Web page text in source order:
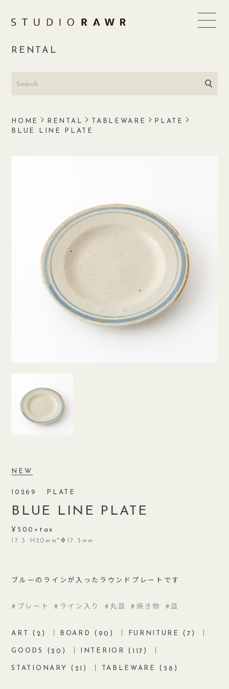
RENTAL
HOME RENTAL TABLEWARE
PLATE
BLUE LINE PLATE
NEW
10269 PLATE
BLUE LINE PLATE
500
17.3 H20mm*Φ17.3mm
ブルーのラインが入ったラウンドプレートです
プレート ライン入り 丸皿 焼き物 皿
ART ( 2 ) BOARD ( 90 ) FURNITURE (7 )
GOODS (20 ) INTERIOR ( 117 )
STATIONARY ( 21 ) TABLEWARE ( 58 )